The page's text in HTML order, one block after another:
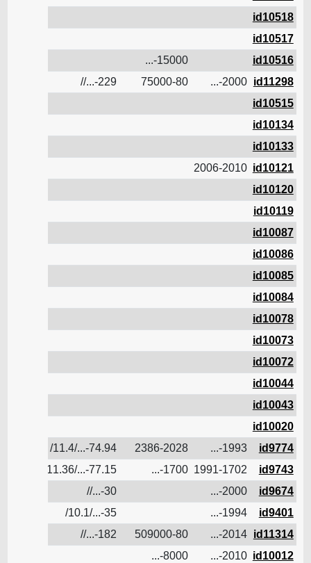
id10518
id10517
id10516
15000-...
id11298
2000-...
75000-80
229-...//
id10515
id10134
id10133
id10121
2006-2010
id10120
id10119
id10087
id10086
id10085
id10084
id10078
id10073
id10072
id10044
id10043
id10020
id9774
1993-...
2386-2028
74.94-.../11.4/
id9743
1991-1702
1700-...
77.15-.../11.36/
id9674
2000-...
30-...//
id9401
1994-...
35-.../10.1/
id11314
2014-...
509000-80
182-...//
id10012
2010-...
8000-...